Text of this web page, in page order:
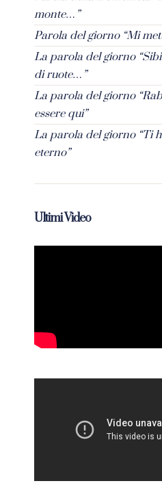
monte…”
Parola del giorno “Mi
La parola del giorno
di ruote…”
La parola del giorno
essere qui”
La parola del giorno “Ti
eterno”
Ultimi Video